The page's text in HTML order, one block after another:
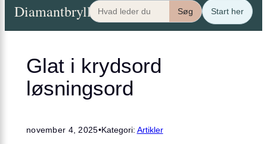
Diamantbryllup Guiden Artikler Festen
Søg Start her
Glat i krydsord
løsningsord
november 4, 2025•Kategori: Artikler